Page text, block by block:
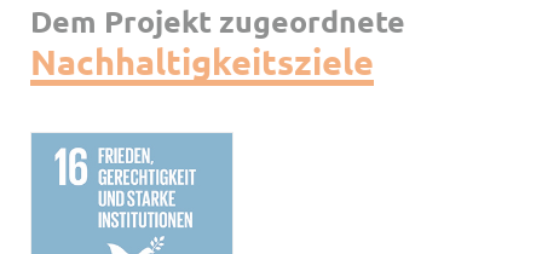
Dem Projekt zugeordnete
Nachhaltigkeitsziele